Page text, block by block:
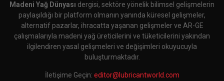
Madeni Yağ Dünyası dergisi, sektöre yönelik bilimsel gelişmelerin
paylaşıldığı bir platform olmanın yanında küresel gelişmeler,
alternatif pazarlar, ihracatta yaşanan gelişmeler ve AR-GE
çalışmalarıyla madeni yağ üreticilerini ve tüketicilerini yakından
ilgilendiren yasal gelişmeleri ve değişimleri okuyucuyla
buluşturmaktadır.
İletişime Geçin: editor@lubricantworld.com